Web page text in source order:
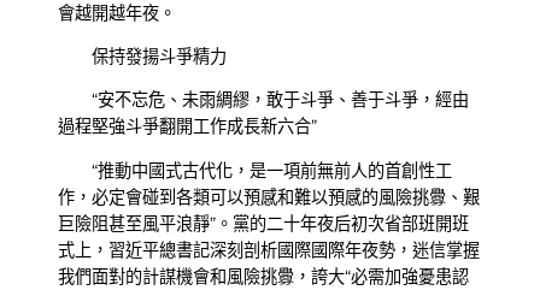
會越開越年夜。
保持發揚斗爭精力
“安不忘危、未雨綢繆，敢于斗爭、善于斗爭，經由
過程堅強斗爭翻開工作成長新六合”
“推動中國式古代化，是一項前無前人的首創性工
作，必定會碰到各類可以預感和難以預感的風險挑釁、艱
巨險阻甚至風平浪靜”。黨的二十年夜后初次省部班開班
式上，習近平總書記深刻剖析國際國際年夜勢，迷信掌握
我們面對的計謀機會和風險挑釁，誇大“必需加強憂患認